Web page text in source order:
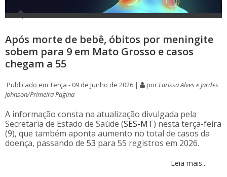
Após morte de bebê, óbitos por meningite
sobem para 9 em Mato Grosso e casos
chegam a 55
Publicado em Terça - 09 de Junho de 2026 | porLarissa Alves e Jardes
Johnson/Primeira Pagina
A informação consta na atualização divulgada pela
Secretaria de Estado de Saúde (SES-MT) nesta terça-feira
(9), que também aponta aumento no total de casos da
doença, passando de 53 para 55 registros em 2026.
Leia mais...